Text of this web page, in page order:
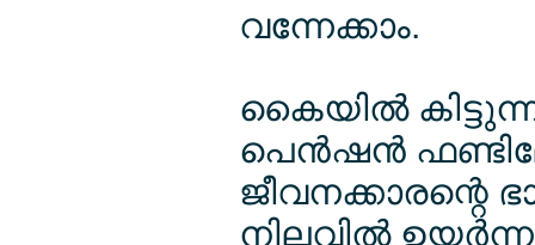
വന്നേക്കാം.
കൈയില്‍
പെന്‍ഷന്‍
ജീവനക്കാരന്റെ
നിലവില്‍